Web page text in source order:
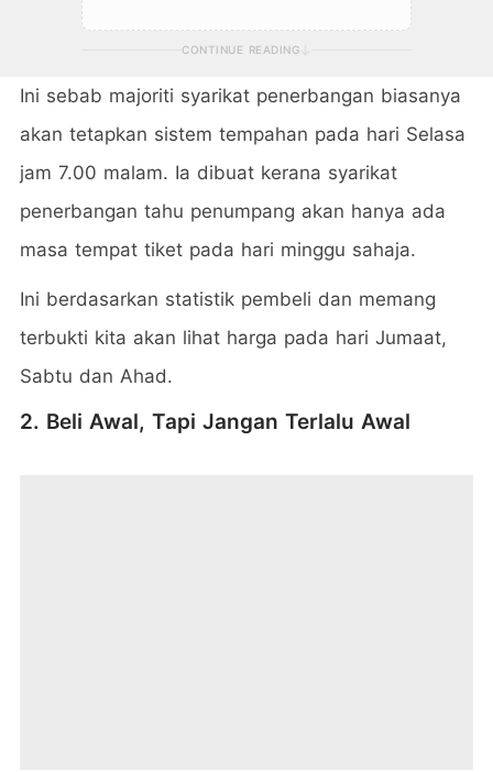
CONTINUE READING
Ini sebab majoriti syarikat penerbangan biasanya
akan tetapkan sistem tempahan pada hari Selasa
jam 7.00 malam. Ia dibuat kerana syarikat
penerbangan tahu penumpang akan hanya ada
masa tempat tiket pada hari minggu sahaja.
Ini berdasarkan statistik pembeli dan memang
terbukti kita akan lihat harga pada hari Jumaat,
Sabtu dan Ahad.
2. Beli Awal, Tapi Jangan Terlalu Awal